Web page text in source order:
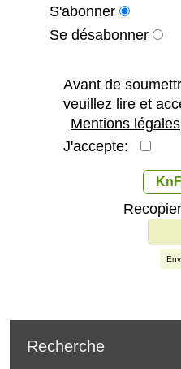
S'abonner
Se désabonner
Avant de
veuillez lire et
Mentions légales
J'accepte:
Recherche